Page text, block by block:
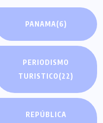
PANAMA(6)
PERIODISMO
TURISTICO(22)
REPÚBLICA